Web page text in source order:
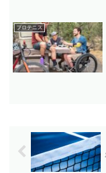
プロテニス